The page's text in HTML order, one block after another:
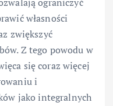
własności
zwiększyć
Z tego powodu w
się coraz więcej
i
jako integralnych